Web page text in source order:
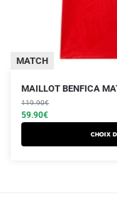
MATCH
MAILLOT BENFICA
119.90€
Le
prix
initial
était :
59.90€
Le
prix
actuel
est :
Choix
Ce
produit
a